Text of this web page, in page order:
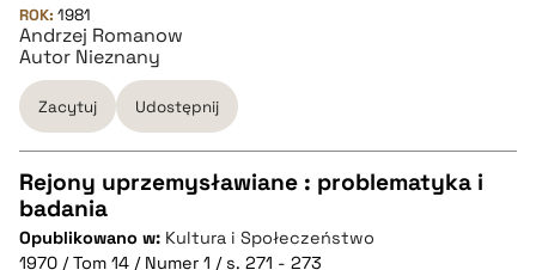
BIBTEX
pobierz cytat
ROK: 1981
Andrzej Romanow
Autor Nieznany
Zacytuj Udostępnij
CZYSTY TEKST
Rejony uprzemysławiane : problematyka i
badania
Opublikowano w: Kultura i Społeczeństwo
1970 / Tom 14 / Numer 1 / s. 271 - 273